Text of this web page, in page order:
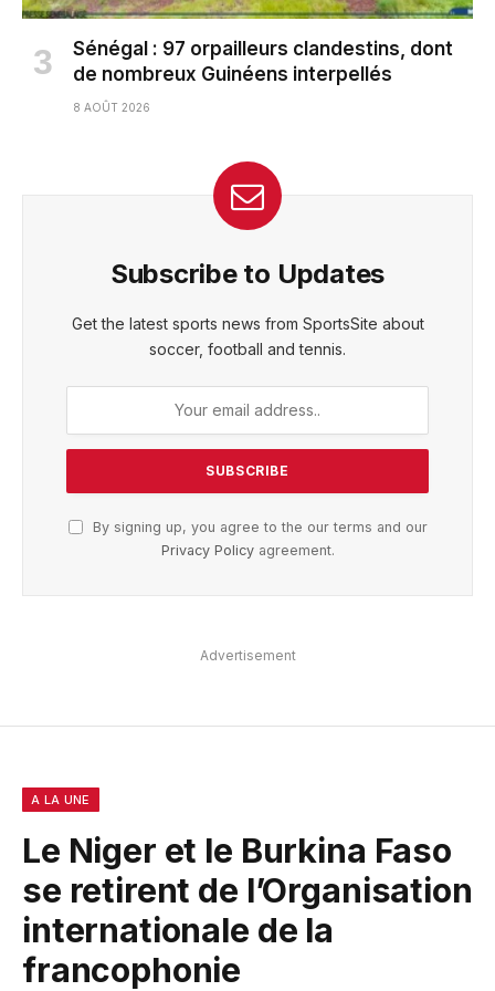
Sénégal : 97 orpailleurs clandestins, dont
de nombreux Guinéens interpellés
8 AOÛT 2026
Subscribe to Updates
Get the latest sports news from SportsSite about
soccer, football and tennis.
By signing up, you agree to the our terms and our
Privacy Policyagreement.
Advertisement
A LA UNE
Le Niger et le Burkina Faso
se retirent de l’Organisation
internationale de la
francophonie